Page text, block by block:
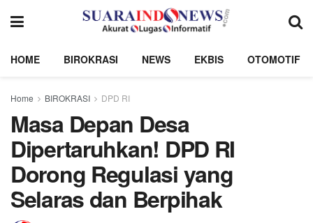
HOME BIROKRASI NEWS EKBIS OTOMOTIF
Home BIROKRASI DPD RI
Masa Depan Desa
Dipertaruhkan! DPD RI
Dorong Regulasi yang
Selaras dan Berpihak